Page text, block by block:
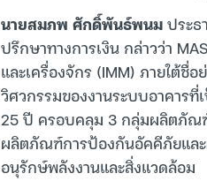
นายสมภพ ศักดิ์พันธ์พนมประธ
ปรึกษาทางการเงิน กล่าวว่า
และเครื่องจักร (IMM) ภายใต้ชื่
วิศวกรรมของงานระบบอาคาร
25 ปี ครอบคลุม 3 กลุ่มผลิตภัณ
ผลิตภัณฑ์การป้องกันอัคคีภัยแล
อนุรักษ์พลังงานและสิ่งแวดล้อม